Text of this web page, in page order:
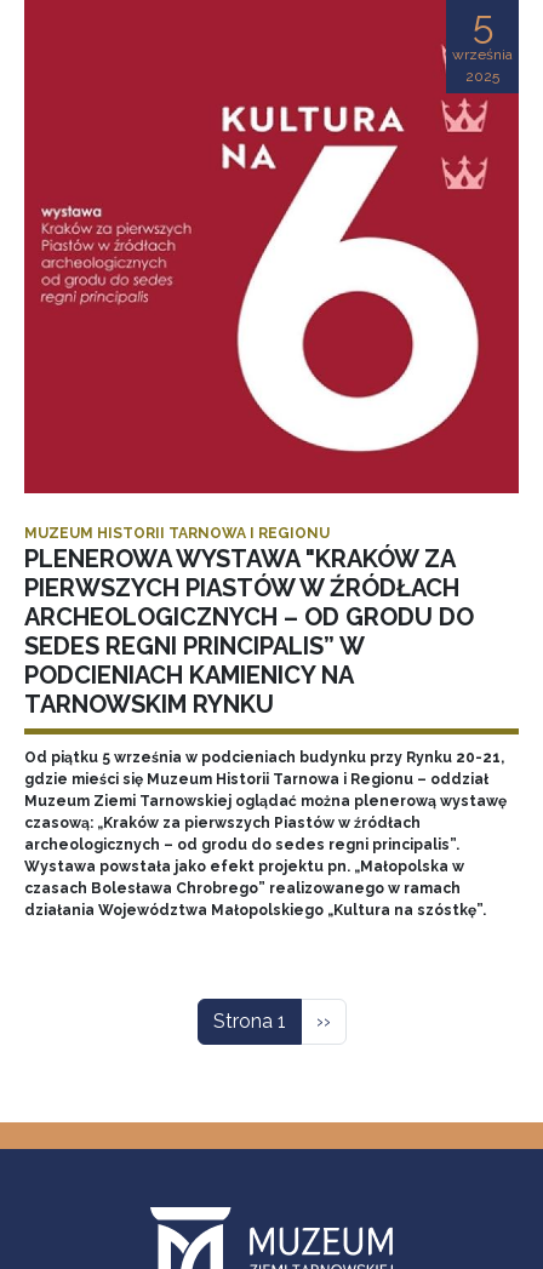
5
września
2025
MUZEUM HISTORII TARNOWA I REGIONU
PLENEROWA WYSTAWA "KRAKÓW ZA
PIERWSZYCH PIASTÓW W ŹRÓDŁACH
ARCHEOLOGICZNYCH – OD GRODU DO
SEDES REGNI PRINCIPALIS” W
PODCIENIACH KAMIENICY NA
TARNOWSKIM RYNKU
Od piątku 5 września w podcieniach budynku przy Rynku 20-21,
gdzie mieści się Muzeum Historii Tarnowa i Regionu – oddział
Muzeum Ziemi Tarnowskiej oglądać można plenerową wystawę
czasową: „Kraków za pierwszych Piastów w źródłach
archeologicznych – od grodu do sedes regni principalis”.
Wystawa powstała jako efekt projektu pn. „Małopolska w
czasach Bolesława Chrobrego” realizowanego w ramach
działania Województwa Małopolskiego „Kultura na szóstkę”.
Strona 1 Następna strona
››